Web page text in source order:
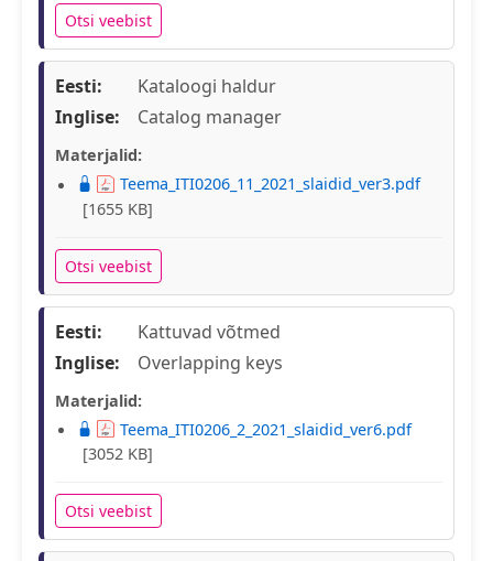
Otsi veebist
Eesti:
Kataloogi haldur
Inglise:
Catalog manager
Materjalid:
Teema_ITI0206_11_2021_slaidid_ver3.pdf
[1655 KB]
Otsi veebist
Eesti:
Kattuvad võtmed
Inglise:
Overlapping keys
Materjalid:
Teema_ITI0206_2_2021_slaidid_ver6.pdf
[3052 KB]
Otsi veebist